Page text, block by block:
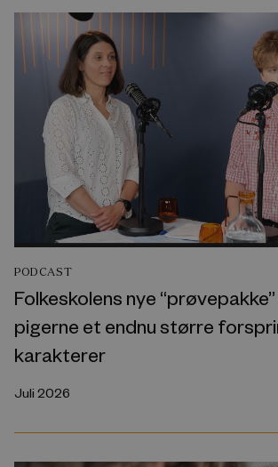
PODCAST
Folkeskolens nye
pigerne et endnu større
karakterer
Juli 2026